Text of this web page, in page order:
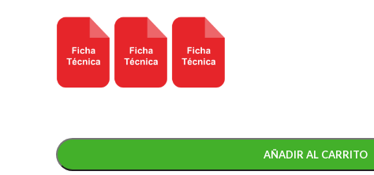
AÑADIR AL CARRITO